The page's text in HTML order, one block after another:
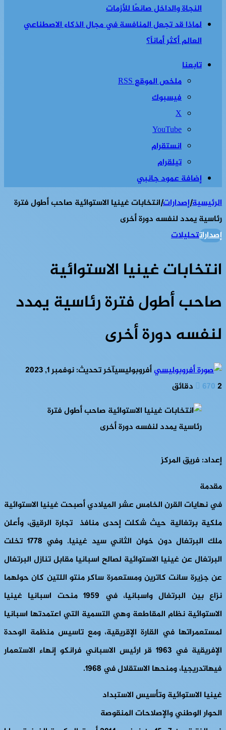
النجاة والداخل صانعًا للأزمات
لماذا قد تجعل المنافسة في مجال الذكاء الاصطناعي
العالم أكثر أماناً؟
تابعنا
ملخص الموقع RSS
فيسبوك
‫X
‫YouTube
انستقرام
تيلقرام
إضافة عمود جانبي
الرئيسية|إصدارات|انتخابات غينيا الاستوائية صاحب أطول فترة
رئاسية يمدد لنفسه دورة أخرى
إصداراتتحليلات
انتخابات غينيا الاستوائية
صاحب أطول فترة رئاسية يمدد
لنفسه دورة أخرى
أفروبوليسيآخر تحديث: نوفمبر 1, 2023
6702 دقائق
إعداد: فريق المركز
مقدمة
في نهايات القرن الخامس عشر الميلادي أصبحت غينيا الاستوائية
ملكية برتغالية حيث شكلت إحدى منافذ تجارة الرقيق، وأعلن
ملك البرتغال دون خوان الثاني سيد غينيا. وفي 1778 تخلت
البرتغال عن غينيا الاستوائية لصالح اسبانيا مقابل تنازل البرتغال
عن جزيرة سانت كاترين ومستعمرة ساكر منتو اللتين كان حولهما
نزاع بين البرتغال واسبانيا، في 1959 منحت اسبانيا غينيا
الاستوائية نظام المقاطعة وهي التسمية التي اعتمدتها اسبانيا
لمستعمراتها في القارة الإقريقية، ومع تاسيس منظمة الوحدة
الإفريقية في 1963 قر ارئيس الاسباني فرانكو إنهاء الاستعمار
فيهاتدريجيا، ومنحها الاستقلال في 1968.
غينيا الاستوائية وتأسيس الاستبداد
الحوار الوطني والإصلاحات المنقوصة